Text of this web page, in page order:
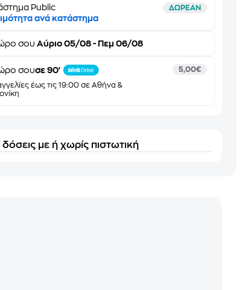
Public ΔΩΡΕΑΝ
ανά κατάστημα
σου Αύριο 05/08 - Πεμ 06/08
σουσε 90'
έως τις 19:00 σε Αθήνα &
5,00€
με ή χωρίς πιστωτική